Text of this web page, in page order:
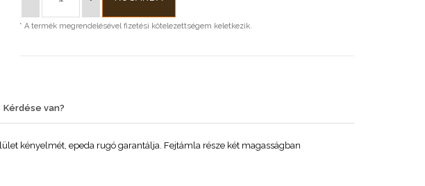
* A termék megrendelésével fizetési kötelezettségem keletkezik.
Kérdése van?
kényelmét, epeda rugó garantálja. Fejtámla része két magasságban